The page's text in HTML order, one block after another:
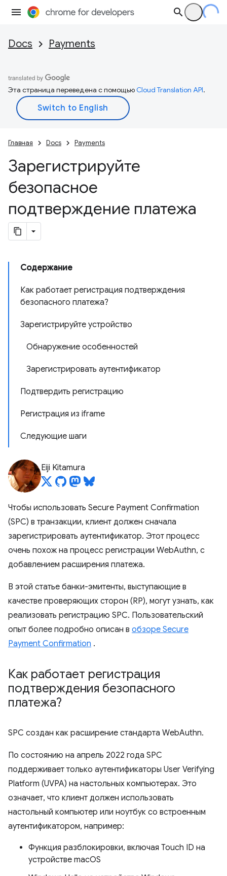
Docs Payments
Эта страница переведена с помощьюCloud Translation API.
Главная Docs Payments
Зарегистрируйте
безопасное
подтверждение платежа
Содержание
Как работает регистрация подтверждения
безопасного платежа?
Зарегистрируйте устройство
Обнаружение особенностей
Зарегистрировать аутентификатор
Подтвердить регистрацию
Регистрация из iframe
Следующие шаги
Eiji Kitamura
Чтобы использовать Secure Payment Confirmation
(SPC) в транзакции, клиент должен сначала
зарегистрировать аутентификатор. Этот процесс
очень похож на процесс регистрации WebAuthn, с
добавлением расширения платежа.
В этой статье банки-эмитенты, выступающие в
качестве проверяющих сторон (RP), могут узнать, как
реализовать регистрацию SPC. Пользовательский
опыт более подробно описан в обзоре Secure
Payment Confirmation .
Как работает регистрация
подтверждения безопасного
платежа?
SPC создан как расширение стандарта WebAuthn.
По состоянию на апрель 2022 года SPC
поддерживает только аутентификаторы User Verifying
Platform (UVPA) на настольных компьютерах. Это
означает, что клиент должен использовать
настольный компьютер или ноутбук со встроенным
аутентификатором, например:
Функция разблокировки, включая Touch ID на
устройстве macOS